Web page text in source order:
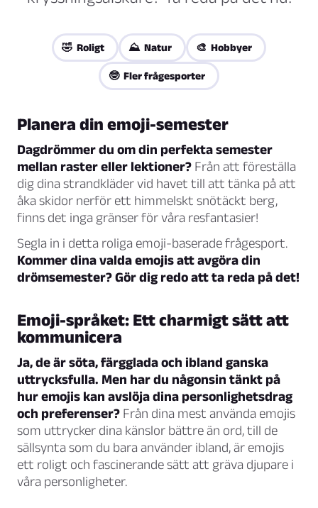
🤣 Roligt ⛰️ Natur 🎨 Hobbyer
🤓 Fler frågesporter
Planera din emoji-semester
Dagdrömmer du om din perfekta semester
mellan raster eller lektioner? Från att föreställa
dig dina strandkläder vid havet till att tänka på att
åka skidor nerför ett himmelskt snötäckt berg,
finns det inga gränser för våra resfantasier!
Segla in i detta roliga emoji-baserade frågesport.
Kommer dina valda emojis att avgöra din
drömsemester? Gör dig redo att ta reda på det!
Emoji-språket: Ett charmigt sätt att
kommunicera
Ja, de är söta, färgglada och ibland ganska
uttrycksfulla. Men har du någonsin tänkt på
hur emojis kan avslöja dina personlighetsdrag
och preferenser? Från dina mest använda emojis
som uttrycker dina känslor bättre än ord, till de
sällsynta som du bara använder ibland, är emojis
ett roligt och fascinerande sätt att gräva djupare i
våra personligheter.